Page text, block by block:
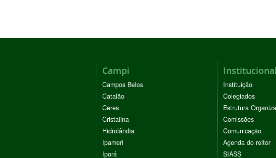
Campi
Campos Belos
Catalão
Ceres
Cristalina
Hidrolândia
Ipameri
Iporá
Institucional
Instituição
Colegiados
Estrutura
Comissões
Comunicação
Agenda do reitor
SIASS